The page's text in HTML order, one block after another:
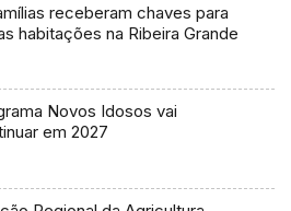
receberam chaves para
habitações na Ribeira Grande
Novos Idosos vai
em 2027